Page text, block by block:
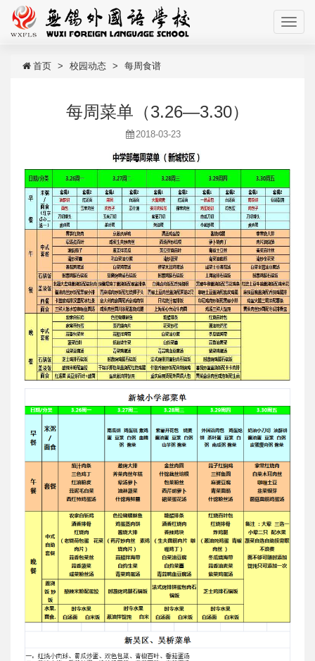
首页 校园动态 每周食谱
每周菜单（3.26—3.30）
2018-03-23